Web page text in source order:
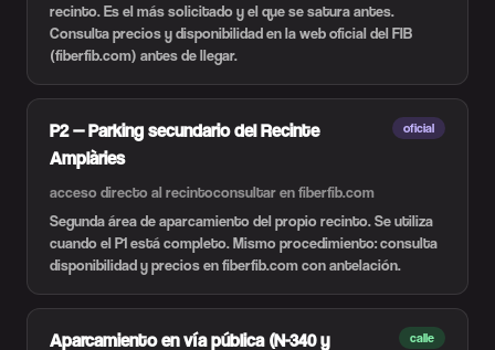
recinto. Es el más solicitado y el que se satura antes.
Consulta precios y disponibilidad en la web oficial del FIB
(fiberfib.com) antes de llegar.
P2 — Parking secundario del Recinte
Amplàries
oficial
acceso directo al recintoconsultar en fiberfib.com
Segunda área de aparcamiento del propio recinto. Se utiliza
cuando el P1 está completo. Mismo procedimiento: consulta
disponibilidad y precios en fiberfib.com con antelación.
Aparcamiento en vía pública (N-340 y
calle